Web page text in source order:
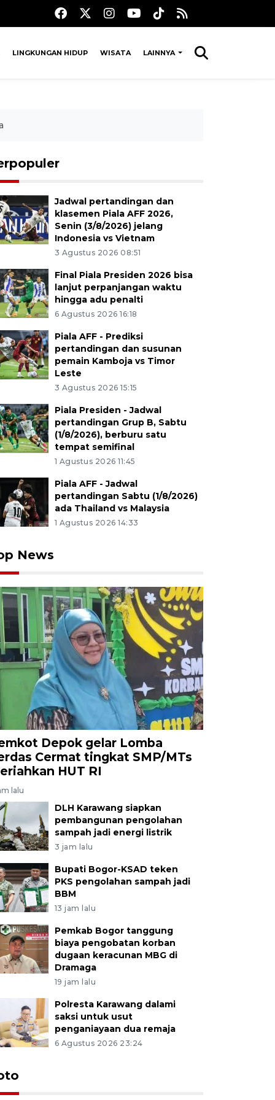
LINGKUNGAN HIDUP WISATA LAINNYA
Jadwal pertandingan dan
klasemen Piala AFF 2026,
Senin (3/8/2026) jelang
Indonesia vs Vietnam
3 Agustus 2026 08:51
Final Piala Presiden 2026 bisa
lanjut perpanjangan waktu
hingga adu penalti
6 Agustus 2026 16:18
Piala AFF - Prediksi
pertandingan dan susunan
pemain Kamboja vs Timor
Leste
3 Agustus 2026 15:15
Piala Presiden - Jadwal
pertandingan Grup B, Sabtu
(1/8/2026), berburu satu
tempat semifinal
1 Agustus 2026 11:45
Piala AFF - Jadwal
pertandingan Sabtu (1/8/2026)
ada Thailand vs Malaysia
1 Agustus 2026 14:33
News
Depok gelar Lomba
Cermat tingkat SMP/MTs
HUT RI
lalu
DLH Karawang siapkan
pembangunan pengolahan
sampah jadi energi listrik
3 jam lalu
Bupati Bogor-KSAD teken
PKS pengolahan sampah jadi
BBM
13 jam lalu
Pemkab Bogor tanggung
biaya pengobatan korban
dugaan keracunan MBG di
Dramaga
19 jam lalu
Polresta Karawang dalami
saksi untuk usut
penganiayaan dua remaja
6 Agustus 2026 23:24